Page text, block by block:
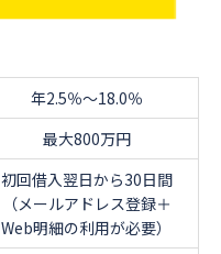
年2.5％～18.0％
最大800万円
初回借入翌日から30日間
（メールアドレス登録＋
Web明細の利用が必要）